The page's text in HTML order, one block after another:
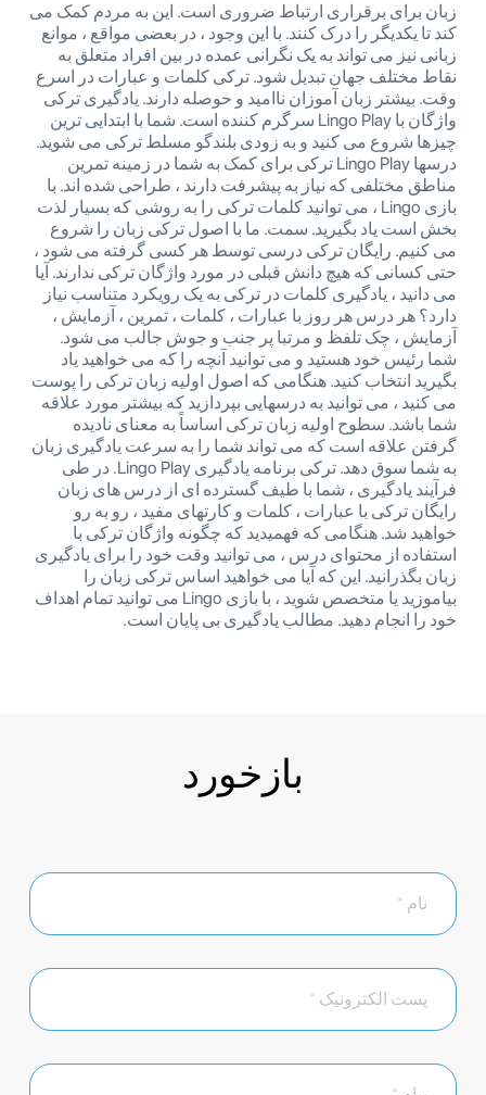
زبان برای برقراری ارتباط ضروری است. این به مردم کمک می
کند تا یکدیگر را درک کنند. با این وجود ، در بعضی مواقع ، موانع
زبانی نیز می تواند به یک نگرانی عمده در بین افراد متعلق به
نقاط مختلف جهان تبدیل شود. ترکی کلمات و عبارات در اسرع
وقت. بیشتر زبان آموزان ناامید و حوصله دارند. یادگیری ترکی
واژگان با Lingo Play سرگرم کننده است. شما با ابتدایی ترین
چیزها شروع می کنید و به زودی بلندگو مسلط ترکی می شوید.
درسها Lingo Play ترکی برای کمک به شما در زمینه تمرین
مناطق مختلفی که نیاز به پیشرفت دارند ، طراحی شده اند. با
بازی Lingo ، می توانید کلمات ترکی را به روشی که بسیار لذت
بخش است یاد بگیرید. سمت. ما با اصول ترکی زبان را شروع
می کنیم. رایگان ترکی درسی توسط هر کسی گرفته می شود ،
حتی کسانی که هیچ دانش قبلی در مورد واژگان ترکی ندارند. آیا
می دانید ، یادگیری کلمات در ترکی به یک رویکرد متناسب نیاز
دارد؟ هر درس هر روز با عبارات ، کلمات ، تمرین ، آزمایش ،
آزمایش ، چک تلفظ و مرتبا پر جنب و جوش جالب می شود.
شما رئیس خود هستید و می توانید آنچه را که می خواهید یاد
بگیرید انتخاب کنید. هنگامی که اصول اولیه زبان ترکی را پوست
می کنید ، می توانید به درسهایی بپردازید که بیشتر مورد علاقه
شما باشد. سطوح اولیه زبان ترکی اساساً به معنای نادیده
گرفتن علاقه است که می تواند شما را به سرعت یادگیری زبان
به شما سوق دهد. ترکی برنامه یادگیری Lingo Play. در طی
فرآیند یادگیری ، شما با طیف گسترده ای از درس های زبان
رایگان ترکی با عبارات ، کلمات و کارتهای مفید ، رو به رو
خواهید شد. هنگامی که فهمیدید که چگونه واژگان ترکی با
استفاده از محتوای درس ، می توانید وقت خود را برای یادگیری
زبان بگذرانید. این که آیا می خواهید اساس ترکی زبان را
بیاموزید یا متخصص شوید ، با بازی Lingo می توانید تمام اهداف
خود را انجام دهید. مطالب یادگیری بی پایان است.
بازخورد